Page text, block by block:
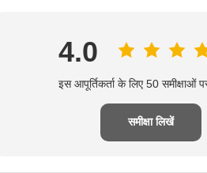
4.0
इस आपूर्तिकर्ता के लिए 50 समीक्षाओं
समीक्षा लिखें